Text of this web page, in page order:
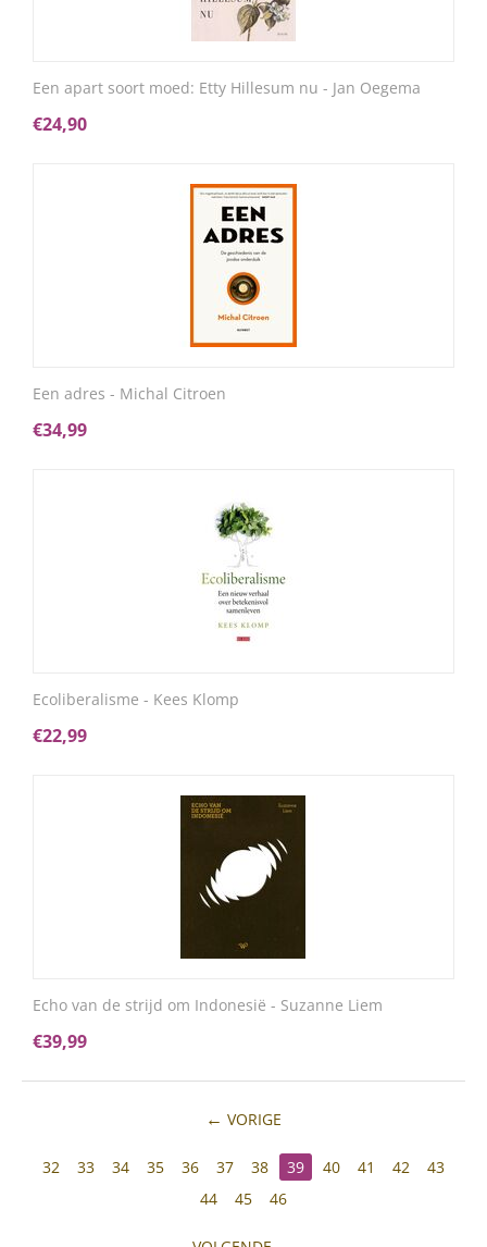
Een apart soort moed: Etty Hillesum nu - Jan Oegema
€24,90
Een adres - Michal Citroen
€34,99
Ecoliberalisme - Kees Klomp
€22,99
Echo van de strijd om Indonesië - Suzanne Liem
€39,99
VORIGE
32 33 34 35 36 37 38 39 40 41 42
43
44
45 46